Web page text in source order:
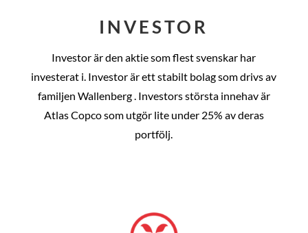
INVESTOR
Investor är den aktie som flest svenskar har
investerat i. Investor är ett stabilt bolag som drivs av
familjen Wallenberg . Investors största innehav är
Atlas Copco som utgör lite under 25% av deras
portfölj.